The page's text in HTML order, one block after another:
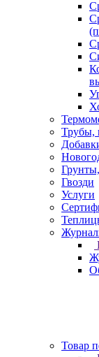
Трубы,
Гвозди
Услуги
Товар